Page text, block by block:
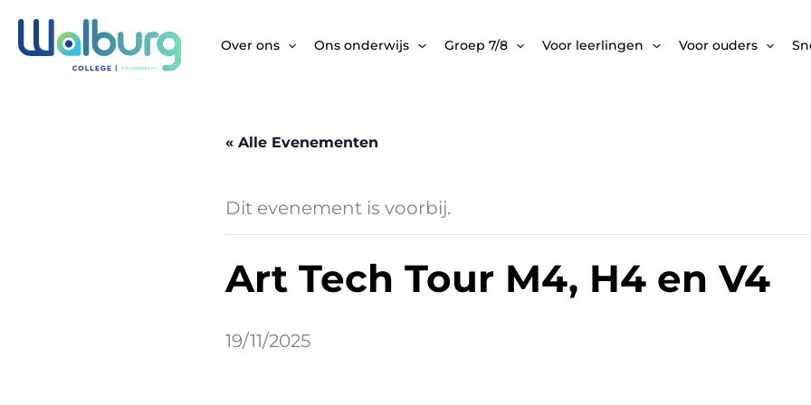
Ga
naar
Over ons Ons onderwijs Groep 7/8 Voor leerlingen Voor ouders
« Alle Evenementen
Dit evenement is voorbij.
Art Tech Tour M4, H4 en V4
19/11/2025